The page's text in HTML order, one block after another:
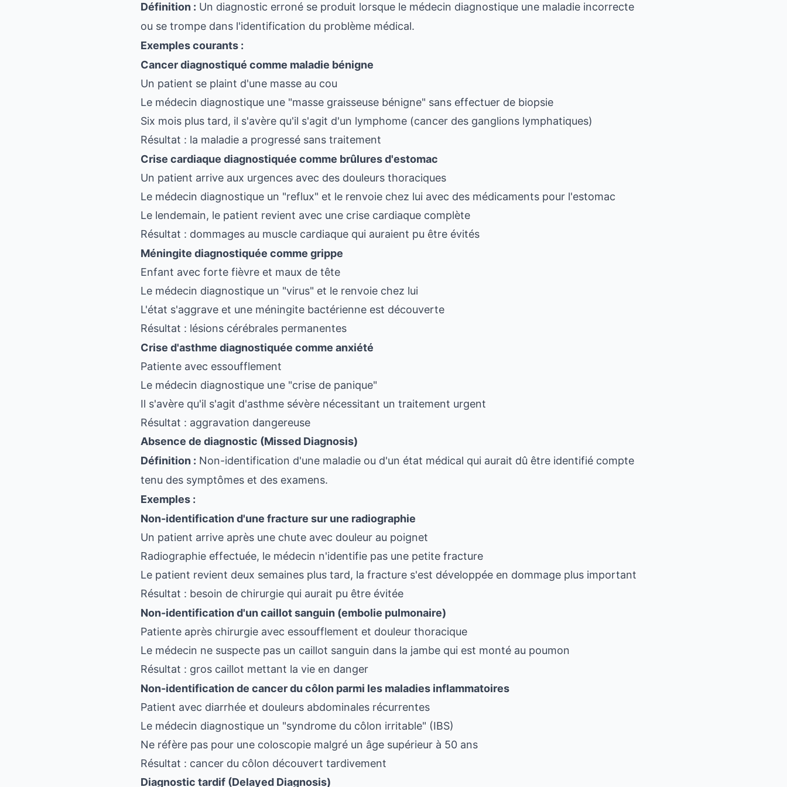
Définition : Un diagnostic erroné se produit lorsque le médecin diagnostique une maladie incorrecte
ou se trompe dans l'identification du problème médical.
Exemples courants :
Cancer diagnostiqué comme maladie bénigne
Un patient se plaint d'une masse au cou
Le médecin diagnostique une "masse graisseuse bénigne" sans effectuer de biopsie
Six mois plus tard, il s'avère qu'il s'agit d'un lymphome (cancer des ganglions lymphatiques)
Résultat : la maladie a progressé sans traitement
Crise cardiaque diagnostiquée comme brûlures d'estomac
Un patient arrive aux urgences avec des douleurs thoraciques
Le médecin diagnostique un "reflux" et le renvoie chez lui avec des médicaments pour l'estomac
Le lendemain, le patient revient avec une crise cardiaque complète
Résultat : dommages au muscle cardiaque qui auraient pu être évités
Méningite diagnostiquée comme grippe
Enfant avec forte fièvre et maux de tête
Le médecin diagnostique un "virus" et le renvoie chez lui
L'état s'aggrave et une méningite bactérienne est découverte
Résultat : lésions cérébrales permanentes
Crise d'asthme diagnostiquée comme anxiété
Patiente avec essoufflement
Le médecin diagnostique une "crise de panique"
Il s'avère qu'il s'agit d'asthme sévère nécessitant un traitement urgent
Résultat : aggravation dangereuse
Absence de diagnostic (Missed Diagnosis)
Définition : Non-identification d'une maladie ou d'un état médical qui aurait dû être identifié compte
tenu des symptômes et des examens.
Exemples :
Non-identification d'une fracture sur une radiographie
Un patient arrive après une chute avec douleur au poignet
Radiographie effectuée, le médecin n'identifie pas une petite fracture
Le patient revient deux semaines plus tard, la fracture s'est développée en dommage plus important
Résultat : besoin de chirurgie qui aurait pu être évitée
Non-identification d'un caillot sanguin (embolie pulmonaire)
Patiente après chirurgie avec essoufflement et douleur thoracique
Le médecin ne suspecte pas un caillot sanguin dans la jambe qui est monté au poumon
Résultat : gros caillot mettant la vie en danger
Non-identification de cancer du côlon parmi les maladies inflammatoires
Patient avec diarrhée et douleurs abdominales récurrentes
Le médecin diagnostique un "syndrome du côlon irritable" (IBS)
Ne réfère pas pour une coloscopie malgré un âge supérieur à 50 ans
Résultat : cancer du côlon découvert tardivement
Diagnostic tardif (Delayed Diagnosis)